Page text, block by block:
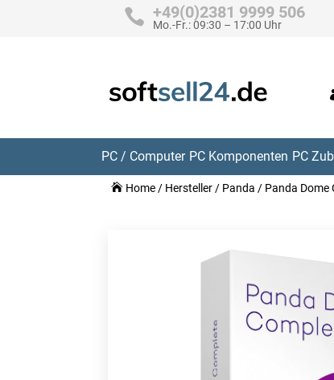
+49(0)2381 9999 506
Mo.-Fr.: 09:30 – 17:00 Uhr
PC / Computer PC Komponenten PC
Home / Hersteller / Panda / Panda Dome